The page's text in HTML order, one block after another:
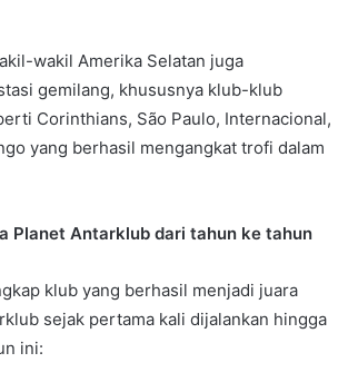
wakil Amerika Selatan juga
gemilang, khususnya klub-klub
Corinthians, São Paulo, Internacional,
yang berhasil mengangkat trofi dalam
Planet Antarklub dari tahun ke tahun
klub yang berhasil menjadi juara
sejak pertama kali dijalankan hingga
ini: